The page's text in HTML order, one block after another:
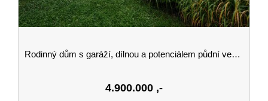
Rodinný dům s garáží, dílnou a potenciálem půdní vestavby v obci Dubné
4.900.000 ,-